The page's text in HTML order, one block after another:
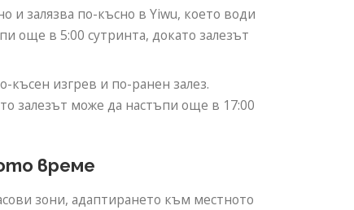
и залязва по-късно в Yiwu, което води
още в 5:00 сутринта, докато залезът
късен изгрев и по-ранен залез.
залезът може да настъпи още в 17:00
време
зони, адаптирането към местното